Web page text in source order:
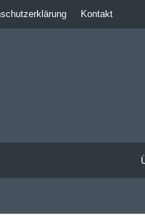
Kontakt